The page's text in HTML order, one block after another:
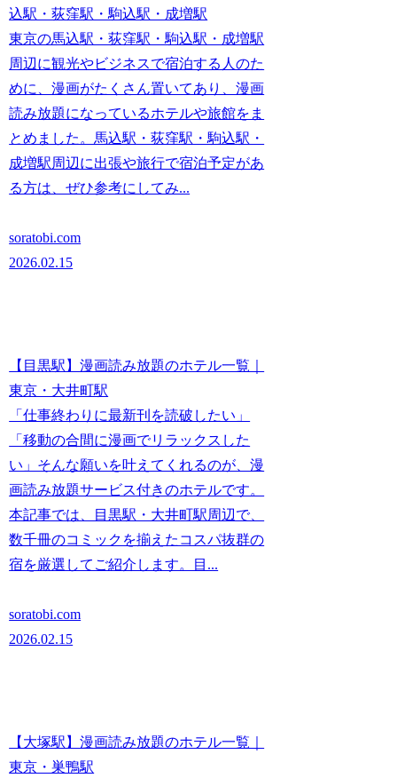
込駅・荻窪駅・駒込駅・成増駅
東京の馬込駅・荻窪駅・駒込駅・成増駅
周辺に観光やビジネスで宿泊する人のた
めに、漫画がたくさん置いてあり、漫画
読み放題になっているホテルや旅館をま
とめました。馬込駅・荻窪駅・駒込駅・
成増駅周辺に出張や旅行で宿泊予定があ
る方は、ぜひ参考にしてみ...
soratobi.com
2026.02.15
【目黒駅】漫画読み放題のホテル一覧｜
東京・大井町駅
「仕事終わりに最新刊を読破したい」
「移動の合間に漫画でリラックスした
い」そんな願いを叶えてくれるのが、漫
画読み放題サービス付きのホテルです。
本記事では、目黒駅・大井町駅周辺で、
数千冊のコミックを揃えたコスパ抜群の
宿を厳選してご紹介します。目...
soratobi.com
2026.02.15
【大塚駅】漫画読み放題のホテル一覧｜
東京・巣鴨駅